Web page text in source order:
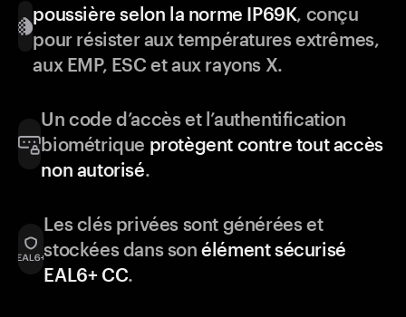
poussière selon la norme IP69K, conçu
pour résister aux températures extrêmes,
aux EMP, ESC et aux rayons X.
Un code d’accès et l’authentification
biométrique protègent contre tout accès
non autorisé.
Les clés privées sont générées et
stockées dans sonélément sécurisé
EAL6+ CC.